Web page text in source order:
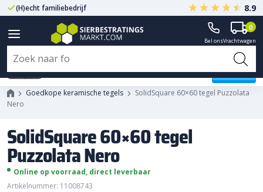
(H)echt familiebedrijf Gegarandeerd A-kwaliteit
8.9
Bel onsVrachtwagen
0
Goedkope keramische tegels
SolidSquare 60×60 tegel Puzzolata
Nero
SolidSquare 60×60 tegel
Puzzolata Nero
Online op voorraad, direct leverbaar
Artikelnummer: 11008743
SolidSquare 60x60 tegel
Puzzolata Nero